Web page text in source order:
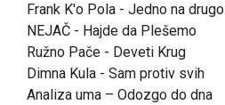
Frank K'o Pola - Jedno na drugo
NEJAČ - Hajde da Plešemo
Ružno Pače - Deveti Krug
Dimna Kula - Sam protiv svih
Analiza uma – Odozgo do dna